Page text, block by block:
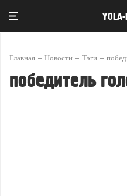
YOLA-
Главная Новости Тэги
победитель